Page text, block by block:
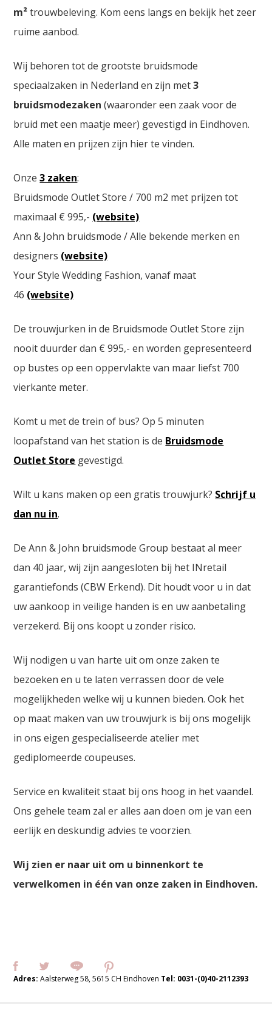
m²trouwbeleving. Kom eens langs en bekijk het zeer
ruime aanbod.
Wij behoren tot de grootste bruidsmode
speciaalzaken in Nederland en zijn met3
bruidsmodezaken (waaronder een zaak voor de
bruid met een maatje meer) gevestigd in Eindhoven.
Alle maten en prijzen zijn hier te vinden.
Onze3 zaken:
Bruidsmode Outlet Store / 700 m2 met prijzen tot
maximaal € 995,- (website)
Ann & John bruidsmode / Alle bekende merken en
designers (website)
Your Style Wedding Fashion, vanaf maat
46 (website)
De trouwjurken in de Bruidsmode Outlet Store zijn
nooit duurder dan € 995,- en worden gepresenteerd
op bustes op een oppervlakte van maar liefst 700
vierkante meter.
Komt u met de trein of bus? Op 5 minuten
loopafstand van het station is de Bruidsmode
Outlet Store gevestigd.
Wilt u kans maken op een gratis trouwjurk? Schrijf u
dan nu in.
De Ann & John bruidsmode Group bestaat al meer
dan 40 jaar, wij zijn aangesloten bij het INretail
garantiefonds (CBW Erkend). Dit houdt voor u in dat
uw aankoop in veilige handen is en uw aanbetaling
verzekerd. Bij ons koopt u zonder risico.
Wij nodigen u van harte uit om onze zaken te
bezoeken en u te laten verrassen door de vele
mogelijkheden welke wij u kunnen bieden. Ook het
op maat maken van uw trouwjurk is bij ons mogelijk
in ons eigen gespecialiseerde atelier met
gediplomeerde coupeuses.
Service en kwaliteit staat bij ons hoog in het vaandel.
Ons gehele team zal er alles aan doen om je van een
eerlijk en deskundig advies te voorzien.
Wij zien er naar uit om u binnenkort te
verwelkomen in één van onze zaken in Eindhoven.
Adres:Aalsterweg 58, 5615 CH Eindhoven Tel: 0031-(0)40-2112393